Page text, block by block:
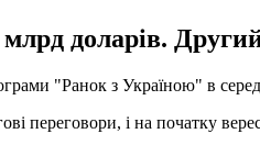
доларів.
"Ранок з Україною" в
і на початку